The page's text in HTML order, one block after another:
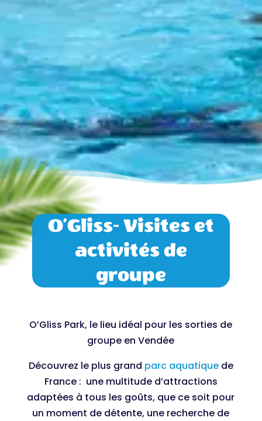
O’Gliss- Visites et
activités de
groupe
O’Gliss Park, le lieu idéal pour les sorties de
groupe en Vendée
Découvrez le plus grand parc aquatiquede
France : une multitude d’attractions
adaptées à tous les goûts, que ce soit pour
un moment de détente, une recherche de